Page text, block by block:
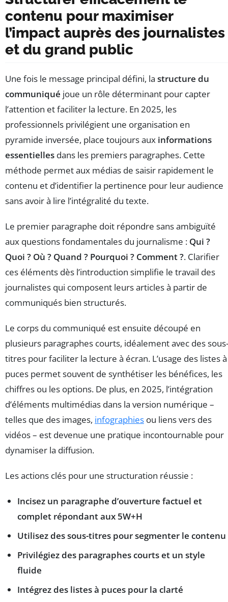
contenu pour maximiser
l’impact auprès des journalistes
et du grand public
Une fois le message principal défini, la structure du
communiqué joue un rôle déterminant pour capter
l’attention et faciliter la lecture. En 2025, les
professionnels privilégient une organisation en
pyramide inversée, place toujours aux informations
essentielles dans les premiers paragraphes. Cette
méthode permet aux médias de saisir rapidement le
contenu et d’identifier la pertinence pour leur audience
sans avoir à lire l’intégralité du texte.
Le premier paragraphe doit répondre sans ambiguïté
aux questions fondamentales du journalisme : Qui ?
Quoi ? Où ? Quand ? Pourquoi ? Comment ?. Clarifier
ces éléments dès l’introduction simplifie le travail des
journalistes qui composent leurs articles à partir de
communiqués bien structurés.
Le corps du communiqué est ensuite découpé en
plusieurs paragraphes courts, idéalement avec des sous-
titres pour faciliter la lecture à écran. L’usage des listes à
puces permet souvent de synthétiser les bénéfices, les
chiffres ou les options. De plus, en 2025, l’intégration
d’éléments multimédias dans la version numérique –
telles que des images, infographies ou liens vers des
vidéos – est devenue une pratique incontournable pour
dynamiser la diffusion.
Les actions clés pour une structuration réussie :
Incisez un paragraphe d’ouverture factuel et
complet répondant aux 5W+H
Utilisez des sous-titres pour segmenter le contenu
Privilégiez des paragraphes courts et un style
fluide
Intégrez des listes à puces pour la clarté